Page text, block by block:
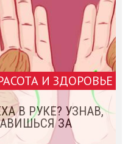
И ЗДОРОВЬЕ
В РУКЕ? УЗНАВ,
ЗА